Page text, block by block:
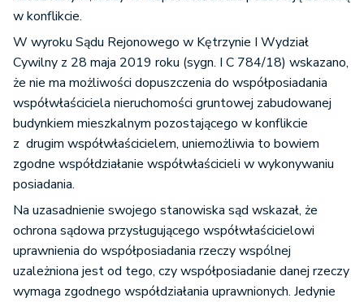
w konflikcie.
W wyroku Sądu Rejonowego w Kętrzynie I Wydział
Cywilny z 28 maja 2019 roku (sygn. I C 784/18) wskazano,
że nie ma możliwości dopuszczenia do współposiadania
współwłaściciela nieruchomości gruntowej zabudowanej
budynkiem mieszkalnym pozostającego w konflikcie
z drugim współwłaścicielem, uniemożliwia to bowiem
zgodne współdziałanie współwłaścicieli w wykonywaniu
posiadania.
Na uzasadnienie swojego stanowiska sąd wskazał, że
ochrona sądowa przysługującego współwłaścicielowi
uprawnienia do współposiadania rzeczy wspólnej
uzależniona jest od tego, czy współposiadanie danej rzeczy
wymaga zgodnego współdziałania uprawnionych. Jedynie